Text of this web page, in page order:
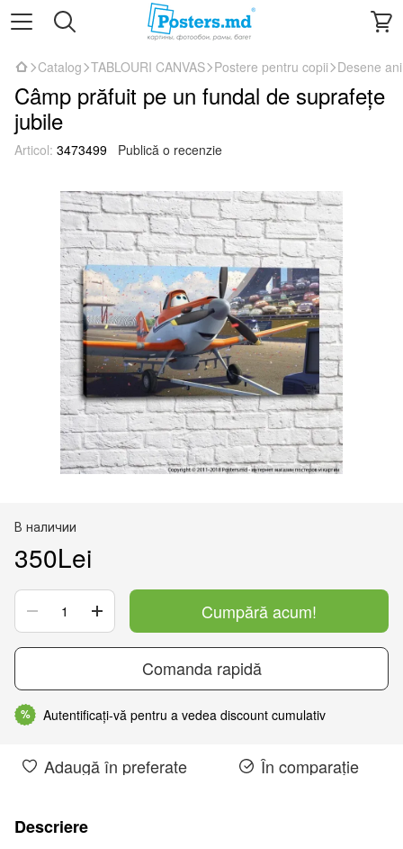
Catalog TABLOURI CANVAS Postere pentru copii Desene
Câmp prăfuit pe un fundal de suprafețe
jubile
Articol: 3473499 Publică o recenzie
В наличии
350Lei
Cumpără acum!
Comanda rapidă
% Autentificați-vă pentru a vedea discount cumulativ
Adaugă în preferate În comparație
Descriere